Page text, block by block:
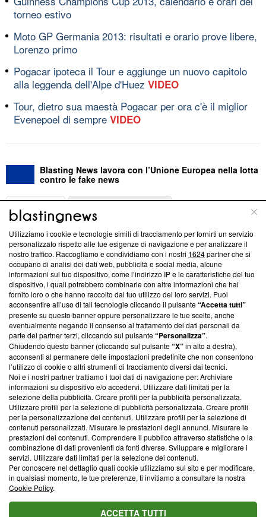
torneo estivo
Moto GP Germania 2013: risultati e orario prove libere,
Lorenzo primo
Pogacar ipoteca il Tour e aggiunge un nuovo capitolo
alla leggenda dell'Alpe d'Huez VIDEO
Tour, dietro sua maestà Pogacar per ora c'è il miglior
Evenepoel di sempre VIDEO
Blasting News lavora con l’Unione Europea nella lotta
contro le fake news
ABOUT
Questa sezione offre informazioni trasparenti su Blasting
News, sui nostri processi editoriali e su come ci impegniamo a
creare news di qualità. Inoltre, afferma la nostra aderenza a
‘Trust Project - News with Integrity’Blasting News non è
ancora membro del programma, ma ha richiesto di farne
parte; Trust Project non ha ancora effettuato una verifica di
conformità agli standard.
Su di noi
Team editoriale
Corporate
Redazione
Informativa Privacy
Cookie Policy
Blasting SA, IDI CHE-247.845.224, Via Carlo Frasca, 3 - 6900
Lugano (Svizzera) Tel:+39 0690258937
© 2026 Blasting News
Utilizziamo i cookie e tecnologie simili di tracciamento per fornirti un servizio
personalizzato rispetto alle tue esigenze di navigazione e per analizzare il
nostro traffico. Raccogliamo e condividiamo con i nostri 1624partner che si
occupano di analisi dei dati web, pubblicità e social media, alcune
informazioni sul tuo dispositivo, come l’indirizzo IP e le caratteristiche del tuo
dispositivo, i quali potrebbero combinarle con altre informazioni che hai
fornito loro o che hanno raccolto dal tuo utilizzo dei loro servizi. Puoi
acconsentire all’uso di tali tecnologie cliccando il pulsante“Accetta tutti”
presente su questo banner oppure personalizzare le tue scelte, anche
eventualmente negando il consenso al trattamento dei dati personali da
parte dei partner terzi, cliccando sul pulsante“Personalizza”.
Chiudendo questo banner (cliccando sul pulsante“X”in alto a destra),
acconsenti al permanere delle impostazioni predefinite che non consentono
l’utilizzo di cookie o altri strumenti di tracciamento diversi dai tecnici.
Noi e i nostri partner trattiamo i tuoi dati di navigazione per: Archiviare
informazioni su dispositivo e/o accedervi. Utilizzare dati limitati per la
selezione della pubblicità. Creare profili per la pubblicità personalizzata.
Utilizzare profili per la selezione di pubblicità personalizzata. Creare profili
per la personalizzazione dei contenuti. Utilizzare profili per la selezione di
contenuti personalizzati. Misurare le prestazioni degli annunci. Misurare le
prestazioni dei contenuti. Comprendere il pubblico attraverso statistiche o la
combinazione di dati provenienti da fonti diverse. Sviluppare e migliorare i
servizi. Utilizzare dati limitati per la selezione dei contenuti.
Per conoscere nel dettaglio quali cookie utilizziamo sul sito e per modificare,
in qualsiasi momento, le tue preferenze, ti invitiamo a consultare la nostra
Cookie Policy.
ACCETTA TUTTI